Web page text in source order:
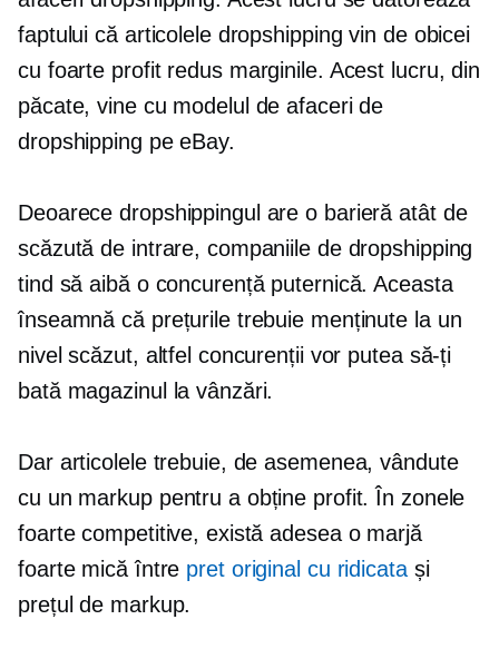
faptului că articolele dropshipping vin de obicei
cu foarte profit redusmarginile. Acest lucru, din
păcate, vine cu modelul de afaceri de
dropshipping pe eBay.
Deoarece dropshippingul are o barieră atât de
scăzută de intrare, companiile de dropshipping
tind să aibă o concurență puternică. Aceasta
înseamnă că prețurile trebuie menținute la un
nivel scăzut, altfel concurenții vor putea să-ți
bată magazinul la vânzări.
Dar articolele trebuie, de asemenea, vândute
cu un markup pentru a obține profit. În zonele
foarte competitive, există adesea o marjă
foarte mică între pret original cu ridicatași
prețul de markup.